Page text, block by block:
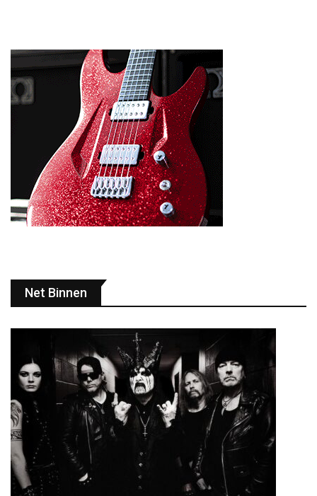
Net Binnen